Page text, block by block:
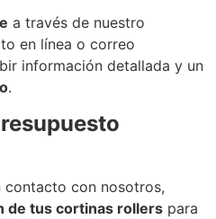
a través de nuestro
en línea o correo
información detallada y un
.
contacto con nosotros,
de tus cortinas rollers para